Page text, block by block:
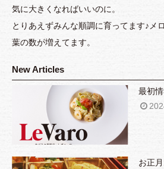
気に大きくなればいいのに。
とりあえずみんな順調に育ってます♪メ
葉の数が増えてます。
New Articles
最初
お正